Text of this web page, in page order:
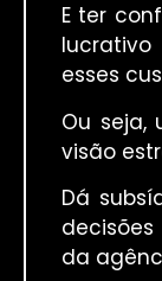
E ter
esses
Ou seja,
visão
Dá
da